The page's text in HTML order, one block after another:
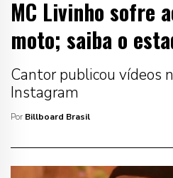
MC Livinho sofre
moto; saiba o
Cantor publicou vídeos
Instagram
Por Billboard Brasil